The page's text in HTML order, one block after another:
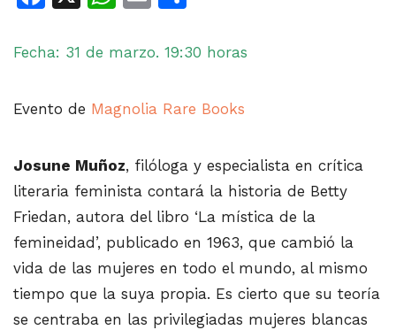
Fecha: 31 de marzo. 19:30 horas
Evento de Magnolia Rare Books
Josune Muñoz, filóloga y especialista en crítica
literaria feminista contará la historia de Betty
Friedan, autora del libro ‘La mística de la
femineidad’, publicado en 1963, que cambió la
vida de las mujeres en todo el mundo, al mismo
tiempo que la suya propia. Es cierto que su teoría
se centraba en las privilegiadas mujeres blancas